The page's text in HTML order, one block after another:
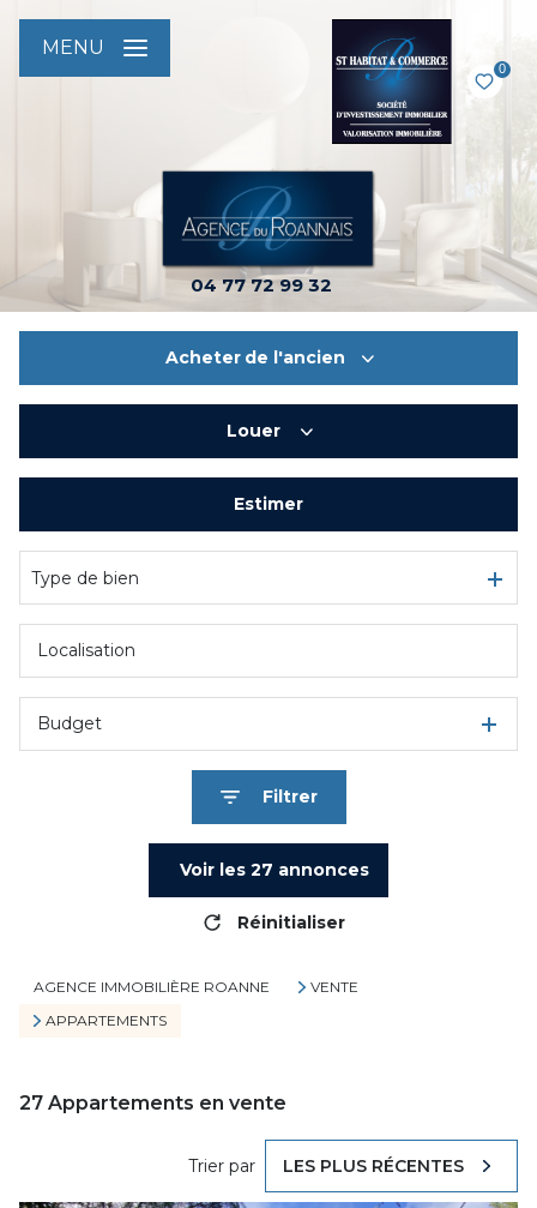
04 77 72 99 32
0
MENU
Acheter de l'ancien
De l'immo pro
Louer
De l'immo pro
Estimer
Type de bien
Budget
Filtrer
Voir les 27 annonces
Réinitialiser
AGENCE IMMOBILIÈRE ROANNE
VENTE
APPARTEMENTS
27 Appartements en vente
Trier par LES PLUS RÉCENTES